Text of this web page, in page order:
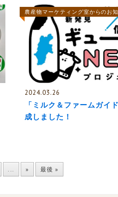
農産物マーケティング室からのお
2024.03.26
「ミルク＆ファームガイ
成しました！
» 最後 »